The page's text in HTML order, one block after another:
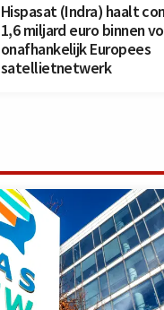
Hispasat (Indra) haalt
1,6 miljard euro binnen
onafhankelijk Europees
satellietnetwerk